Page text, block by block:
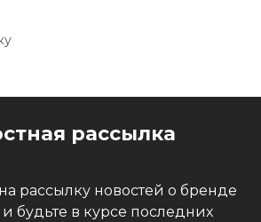
рассылка
рассылку новостей о бренде
и будьте в курсе последних